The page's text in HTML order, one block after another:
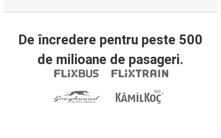
De încredere pentru peste 500
de milioane de pasageri.